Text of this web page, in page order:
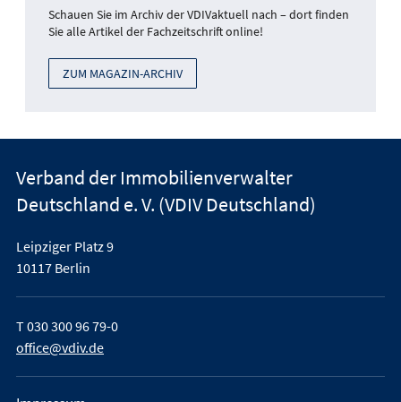
Schauen Sie im Archiv der VDIVaktuell nach – dort finden
Sie alle Artikel der Fachzeitschrift online!
ZUM MAGAZIN-ARCHIV
Verband der Immobilienverwalter
Deutschland e. V. (VDIV Deutschland)
Leipziger Platz 9
10117 Berlin
T030 300 96 79-0
office@vdiv.de